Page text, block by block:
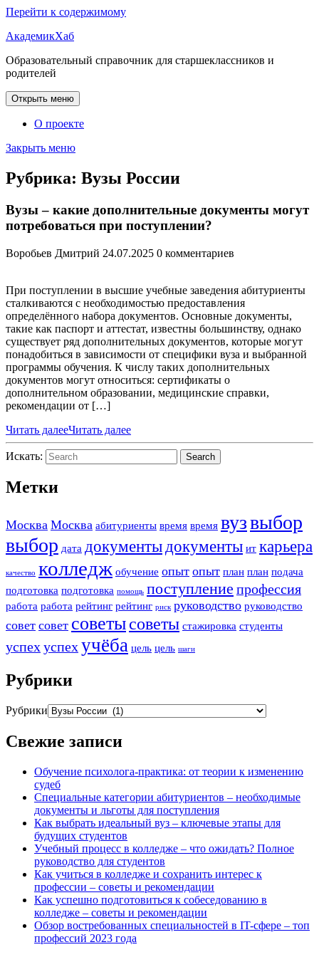
Перейти к содержимому
АкадемикХаб
Образовательный справочник для старшеклассников и
родителей
Открыть меню
О проекте
Закрыть меню
Рубрика: Вузы России
Вузы – какие дополнительные документы могут
потребоваться при поступлении?
Воробьев Дмитрий 24.07.2025 0 комментариев
При поступлении в высшие учебные заведения абитуриенты
сталкиваются с необходимостью предоставления
определённого набора документов. Основные документы,
такие как паспорт и аттестат, известны большинству, однако
существует ряд дополнительных документов, которые могут
понадобиться в зависимости от специфики вуза и выбранной
программы обучения. К числу таких дополнительных
документов могут относиться: сертификаты о
дополнительном образовании, медицинские справки,
рекомендации от […]
Читать далееЧитать далее
Искать: Search
Метки
Москва Москва абитуриенты время время вузвыбор
выбор дата документыдокументы ит карьера
качество колледж обучение опыт опыт план план подача
подготовка подготовка помощь поступление профессия
работа работа рейтинг рейтинг риск руководство руководство
совет совет советысоветы стажировка студенты
успехуспехучёба цель цель шаги
Рубрики
Рубрики
Свежие записи
Обучение психолога-практика: от теории к изменению
судеб
Специальные категории абитуриентов – необходимые
документы и льготы для поступления
Как выбрать идеальный вуз – ключевые этапы для
будущих студентов
Учебный процесс в колледже – что ожидать? Полное
руководство для студентов
Как учиться в колледже и сохранить интерес к
профессии – советы и рекомендации
Как успешно подготовиться к собеседованию в
колледже – советы и рекомендации
Обзор востребованных специальностей в IT-сфере – топ
профессий 2023 года